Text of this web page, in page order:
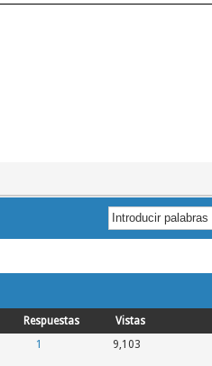
Respuestas Vistas
1 9,103